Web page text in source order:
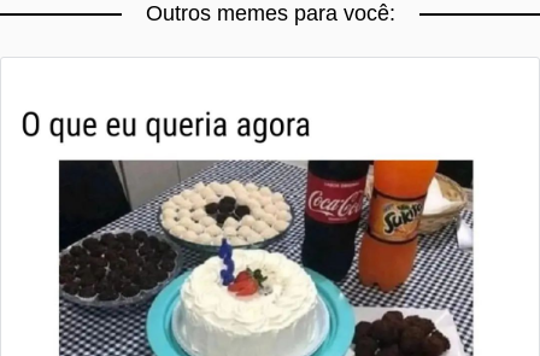
Outros memes para você: